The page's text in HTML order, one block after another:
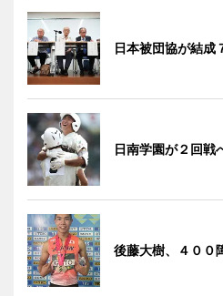
日本被団協が結成
日南学園が２回
後藤大樹、４００